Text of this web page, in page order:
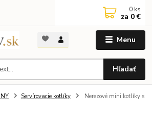
Menu
Hľadať
0 ks
za 0 €
Servírovacie kotlíky
Nerezové mini kotlíky s